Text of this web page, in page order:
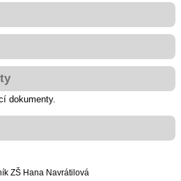
dokumenty.
ZŠ Hana Navrátilová